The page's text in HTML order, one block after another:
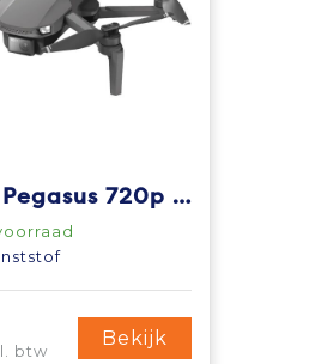
Prixton Pegasus 720p GPS-drone
btw
Bekijk